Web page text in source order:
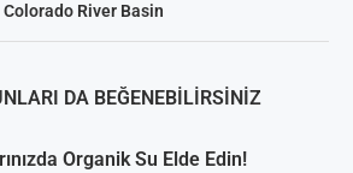
Colorado River Basin
DA BEĞENEBILIRSINIZ
Organik Su Elde Edin!